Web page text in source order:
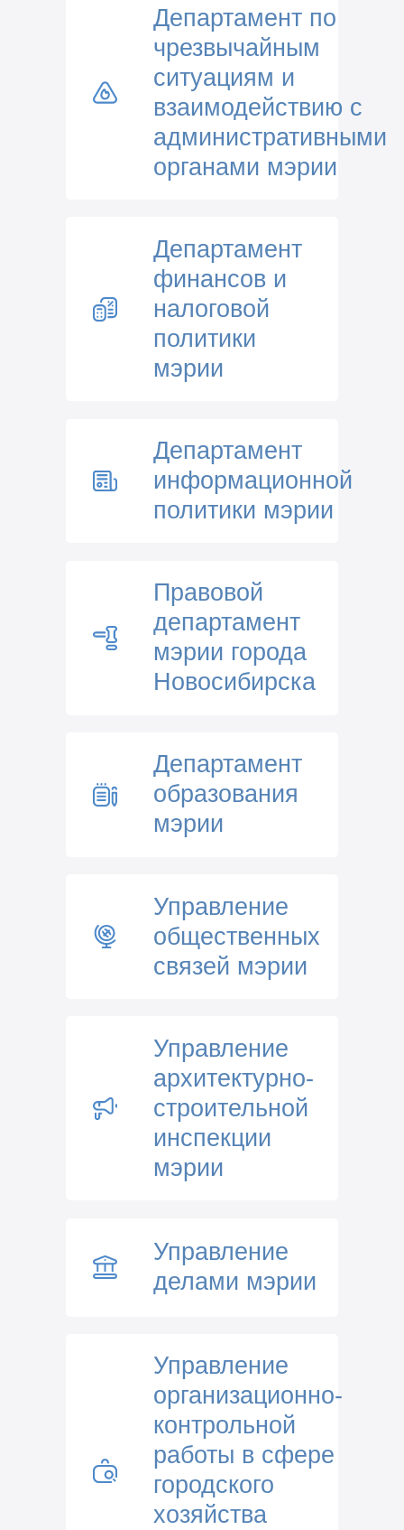
Департамент по
чрезвычайным
ситуациям и
взаимодействию с
административными
органами мэрии
Департамент
финансов и
налоговой
политики
мэрии
Департамент
информационной
политики мэрии
Правовой
департамент
мэрии города
Новосибирска
Департамент
образования
мэрии
Управление
общественных
связей мэрии
Управление
архитектурно-
строительной
инспекции
мэрии
Управление
делами мэрии
Управление
организационно-
контрольной
работы в сфере
городского
хозяйства